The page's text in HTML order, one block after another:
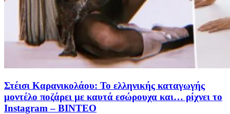
Στέισι Καρανικολάου: Το ελληνικής καταγωγής
μοντέλο ποζάρει με καυτά εσώρουχα και… ρίχνει το
Instagram – ΒΙΝΤΕΟ